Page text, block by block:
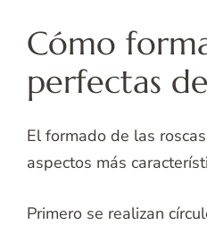
Cómo
perfectas
El formado de las
aspectos más
Primero se realizan